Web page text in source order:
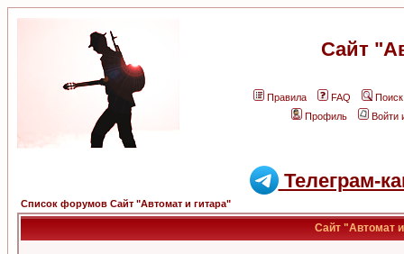
Сайт
Правила FAQ
Поиск
Профиль
Войти
Телеграм-
Список форумов Сайт "Автомат и гитара"
Сайт "Автомат и